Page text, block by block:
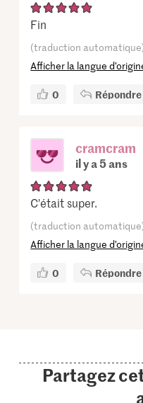
Fin
(traduction
Afficher la langue
0 Répondre
cramcram
il y a 5 ans
C'était super.
(traduction
Afficher la langue
0 Répondre
Partagez